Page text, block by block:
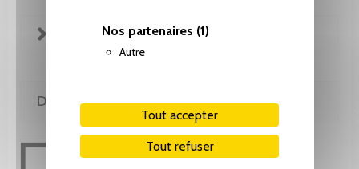
Nos partenaires (1)
Autre
Tout accepter
Tout refuser
FICHE TECHNIQUE
DE MÊME AUTEUR(E)